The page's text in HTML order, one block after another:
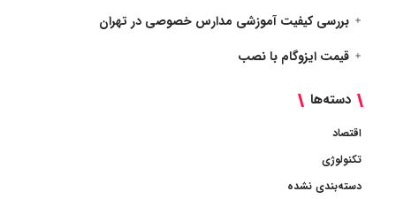
بررسی کیفیت آموزشی مدارس خصوصی در تهران
قیمت ایزوگام با نصب
دسته‌ها
اقتصاد
تکنولوژی
دسته‌بندی نشده